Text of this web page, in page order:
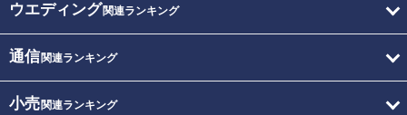
ウエディング関連ランキング
通信関連ランキング
小売関連ランキング